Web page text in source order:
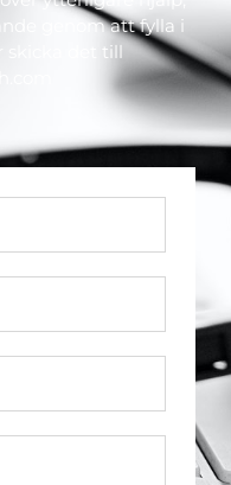
genom att fylla i
skicka det till